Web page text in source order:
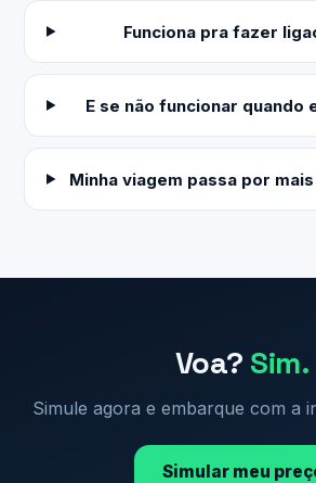
Funciona pra fazer
E se não funcionar quando
Minha viagem passa por
Voa? Sim.
Simule agora e embarque com a
Simular meu